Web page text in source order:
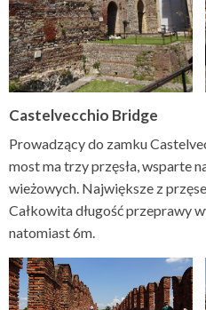
Castelvecchio Bridge
Prowadzący do zamku
most ma trzy przęsła, wsparte
wieżowych. Największe z
Całkowita długość przeprawy
natomiast 6m.